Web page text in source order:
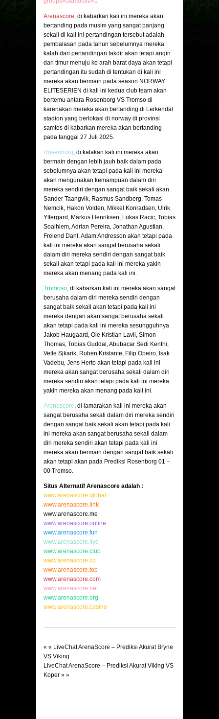
Arenascore, di kabarkan kali ini mereka akan
bertanding pada musim yang sangat panjang
sekali di kali ini pertandingan tersebut adalah
pembalasan pada tahun sebelumnya mereka
kalah dari pertandingan takdir akan tetapi angin
dari timur menuju ke arah barat daya akan tetapi
pertandingan itu sudah di tentukan di kali ini
mereka akan bermain pada season NORWAY
ELITESERIEN di kali ini kedua club team akan
bertemu antara Rosenborg VS Tromso di
karenakan mereka akan bertanding di Lerkendal
stadion yang berlokasi di norway di provinsi
samtos di kabarkan mereka akan bertanding
pada tanggal 27 Juli 2025.
Rosenborg, di katakan kali ini mereka akan
bermain dengan lebih jauh baik dalam pada
sebelumnya akan tetapi pada kali ini mereka
akan mengunakan kemampuan dalam diri
mereka sendiri dengan sangat baik sekali akan
Sander Taangvik, Rasmus Sandberg, Tomas
Nemcik, Hakon Volden, Mikkel Konradsen, Ulrik
Yttergard, Markus Henriksen, Lukas Racic, Tobias
Soalhiem, Adrian Pereira, Jonathan Agustian,
Frelend Dahl, Adam Andresson akan tetapi pada
kali ini mereka akan sangat berusaha sekali
dalam diri mereka sendiri dengan sangat baik
sekali akan tetapi pada kali ini mereka yakin
mereka akan menang pada kali ini.
Tromoso, di kabarkan kali ini mereka akan sangat
berusaha dalam diri mereka sendiri dengan
sangat baik sekali akan tetapi pada kali ini
mereka dengan akan sangat berusaha sekali
akan tetapi pada kali ini mereka sesungguhnya
Jakob Haugaard, Ole Kristian Lavli, Simon
Thomas, Tobias Guddal, Abubacar Sedi Kenthi,
Vetle Sjkarik, Ruben Kristante, Filip Opeiro, Isak
Vadebu, Jens Herto akan tetapi pada kali ini
mereka akan sangat berusaha sekali dalam diri
mereka sendiri akan tetapi pada kali ini mereka
yakin mereka akan menang pada kali ini.
Arenascore, di lamarakan kali ini mereka akan
sangat berusaha sekali dalam diri mereka sendiri
dengan sangat baik sekali akan tetapi pada kali
ini mereka akan sangat berusaha sekali dalam
diri mereka sendiri akan tetapi pada kali ini
mereka akan bermain dengan sangat baik sekali
akan tetapi akan pada Prediksi Rosenborg 01 –
00 Tromso.
Situs Alternatif Arenascore adalah :
www.arenascore.global
www.arenascore.link
www.arenascore.me
www.arenascore.online
www.arenascore.fun
www.arenascore.live
www.arenascore.club
www.arenascore.co
www.arenascore.top
www.arenascore.com
www.arenascore.net
www.arenascore.org
www.arenascore.casino
« « LiveChat ArenaScore – Prediksi Akurat Bryne
VS Viking
LiveChat ArenaScore – Prediksi Akurat Viking VS
Koper » »